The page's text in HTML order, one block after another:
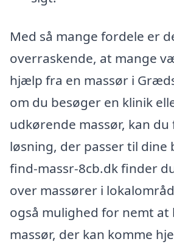
Med så mange fordele er
overraskende, at mange
hjælp fra en massør i
om du besøger en klinik
udkørende massør, kan du
løsning, der passer til dine
find-massr-8cb.dk finder
over massører i
også mulighed for nemt at
massør, der kan komme